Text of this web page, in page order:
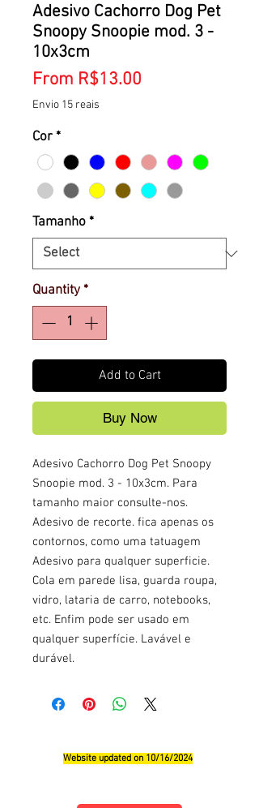
Adesivo Cachorro Dog Pet
Snoopy Snoopie mod. 3 -
10x3cm
From R$13.00
Envio 15 reais
Cor *
Tamanho *
Quantity *
Add to Cart
Buy Now
Adesivo Cachorro Dog Pet Snoopy
Snoopie mod. 3 - 10x3cm. Para
tamanho maior consulte-nos.
Adesivo de recorte. fica apenas os
contornos, como uma tatuagem
Adesivo para qualquer superficie.
Cola em parede lisa, guarda roupa,
vidro, lataria de carro, notebooks,
etc. Enfim pode ser usado em
qualquer superfície. Lavável e
durável.
Website updated on 10/16/2024